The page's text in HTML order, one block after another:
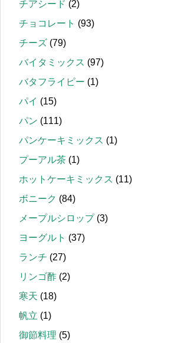
チアシード (2)
チョコレート (93)
チーズ (79)
バイタミックス (97)
バタフライピー (1)
パイ (15)
パン (111)
パンケーキミックス (1)
プーアル茶 (1)
ホットケーキミックス (11)
ボニーク (84)
メープルシロップ(3)
ヨーグルト (37)
ランチ (27)
リンゴ酢 (2)
寒天 (18)
帆立 (1)
御節料理 (5)